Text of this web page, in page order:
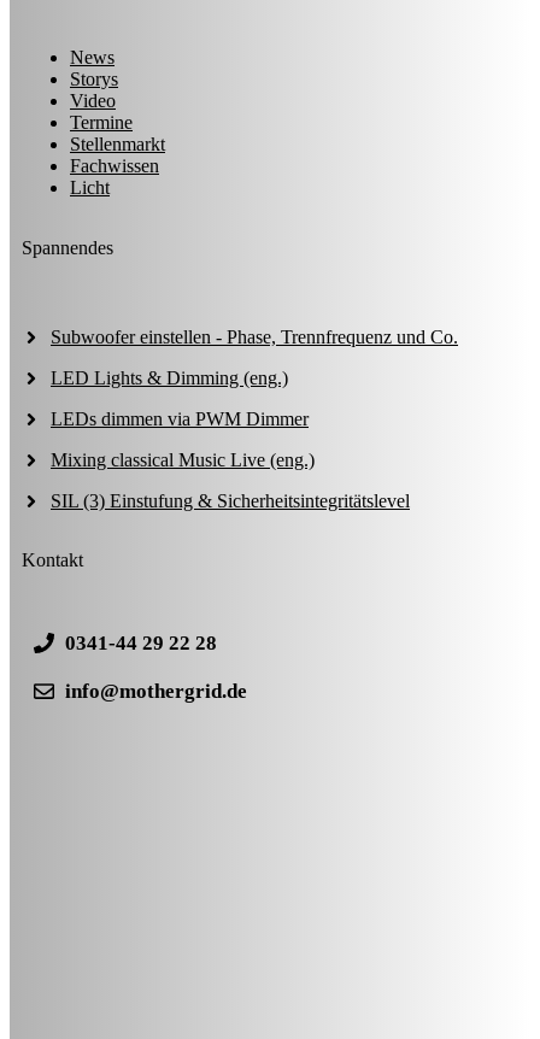
News
Storys
Video
Termine
Stellenmarkt
Fachwissen
Licht
Spannendes
Subwoofer einstellen - Phase, Trennfrequenz und Co.
LED Lights & Dimming (eng.)
LEDs dimmen via PWM Dimmer
Mixing classical Music Live (eng.)
SIL (3) Einstufung & Sicherheitsintegritätslevel
Kontakt
0341-44 29 22 28
info@mothergrid.de